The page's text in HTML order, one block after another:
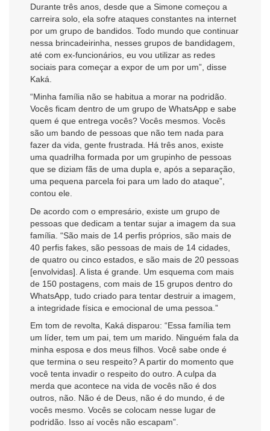
Durante três anos, desde que a Simone começou a
carreira solo, ela sofre ataques constantes na internet
por um grupo de bandidos. Todo mundo que continuar
nessa brincadeirinha, nesses grupos de bandidagem,
até com ex-funcionários, eu vou utilizar as redes
sociais para começar a expor de um por um”, disse
Kaká.
“Minha família não se habitua a morar na podridão.
Vocês ficam dentro de um grupo de WhatsApp e sabe
quem é que entrega vocês? Vocês mesmos. Vocês
são um bando de pessoas que não tem nada para
fazer da vida, gente frustrada. Há três anos, existe
uma quadrilha formada por um grupinho de pessoas
que se diziam fãs de uma dupla e, após a separação,
uma pequena parcela foi para um lado do ataque”,
contou ele.
De acordo com o empresário, existe um grupo de
pessoas que dedicam a tentar sujar a imagem da sua
família. “São mais de 14 perfis próprios, são mais de
40 perfis fakes, são pessoas de mais de 14 cidades,
de quatro ou cinco estados, e são mais de 20 pessoas
[envolvidas]. A lista é grande. Um esquema com mais
de 150 postagens, com mais de 15 grupos dentro do
WhatsApp, tudo criado para tentar destruir a imagem,
a integridade física e emocional de uma pessoa.”
Em tom de revolta, Kaká disparou: “Essa família tem
um líder, tem um pai, tem um marido. Ninguém fala da
minha esposa e dos meus filhos. Você sabe onde é
que termina o seu respeito? A partir do momento que
você tenta invadir o respeito do outro. A culpa da
merda que acontece na vida de vocês não é dos
outros, não. Não é de Deus, não é do mundo, é de
vocês mesmo. Vocês se colocam nesse lugar de
podridão. Isso aí vocês não escapam”.